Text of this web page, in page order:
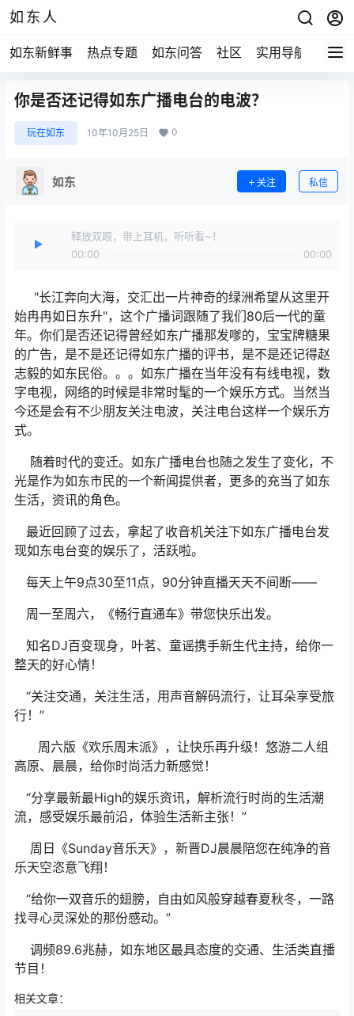
如东人
如东新鲜事 热点专题 如东问答 社区 实用导航 如东
你是否还记得如东广播电台的电波？
玩在如东 10年10月25日 0
如东 关注 私信
释放双眼，带上耳机，听听看~！
00:00
00:00
"长江奔向大海，交汇出一片神奇的绿洲希望从这里开
始冉冉如日东升"，这个广播词跟随了我们80后一代的童
年。你们是否还记得曾经如东广播那发嗲的，宝宝牌糖果
的广告，是不是还记得如东广播的评书，是不是还记得赵
志毅的如东民俗。。。如东广播在当年没有有线电视，数
字电视，网络的时候是非常时髦的一个娱乐方式。当然当
今还是会有不少朋友关注电波，关注电台这样一个娱乐方
式。
随着时代的变迁。如东广播电台也随之发生了变化，不
光是作为如东市民的一个新闻提供者，更多的充当了如东
生活，资讯的角色。
最近回顾了过去，拿起了收音机关注下如东广播电台发
现如东电台变的娱乐了，活跃啦。
每天上午9点30至11点，90分钟直播天天不间断——
周一至周六，《畅行直通车》带您快乐出发。
知名DJ百变现身，叶茗、童谣携手新生代主持，给你一
整天的好心情！
“关注交通，关注生活，用声音解码流行，让耳朵享受旅
行！”
周六版《欢乐周末派》，让快乐再升级！悠游二人组
高原、晨晨，给你时尚活力新感觉！
“分享最新最High的娱乐资讯，解析流行时尚的生活潮
流，感受娱乐最前沿，体验生活新主张！”
周日《Sunday音乐天》，新晋DJ晨晨陪您在纯净的音
乐天空恣意飞翔！
“给你一双音乐的翅膀，自由如风般穿越春夏秋冬，一路
找寻心灵深处的那份感动。”
调频89.6兆赫，如东地区最具态度的交通、生活类直播
节目！
相关文章：